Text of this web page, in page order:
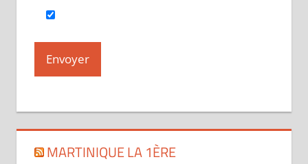
MARTINIQUE LA 1ÈRE